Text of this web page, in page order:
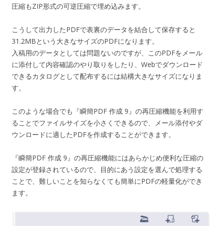
圧縮もZIP形式の可逆圧縮で埋め込みます。
こうして出力したPDFで表裏のデータを結合して保存すると
31.2MBという大きなサイズのPDFになります。
入稿用のデータとしては問題ないのですが、このPDFをメール
に添付して内容確認のやり取りをしたり、Webでダウンロード
できるカタログとして配布するには結構大きなサイズになりま
す。
このような場合でも『瞬簡PDF 作成 9』の再圧縮機能を利用す
ることでファイルサイズを小さくできるので、メール添付やダ
ウンロードに適したPDFを作成することができます。
『瞬簡PDF 作成 9』の再圧縮機能にはあらかじめ便利な圧縮の
設定が登録されているので、目的にあう設定を選んで処理する
ことで、難しいことを知らなくても簡単にPDFの軽量化ができ
ます。